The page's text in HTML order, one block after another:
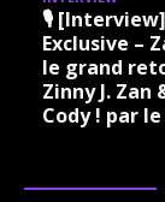
🎙
Harrag
Madama
Grare 20